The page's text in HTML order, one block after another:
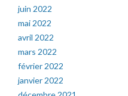
juin 2022
mai 2022
avril 2022
mars 2022
février 2022
janvier 2022